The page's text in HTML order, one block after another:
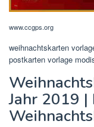
www.ccgps.org
weihnachtskarten
postkarten vorlage
Jahr 2019 |